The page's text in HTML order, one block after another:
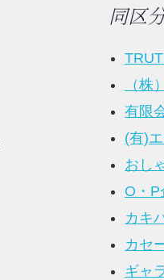
同区
（株
有限
(有)
おし
O・P
カキ
カセ
ギャ